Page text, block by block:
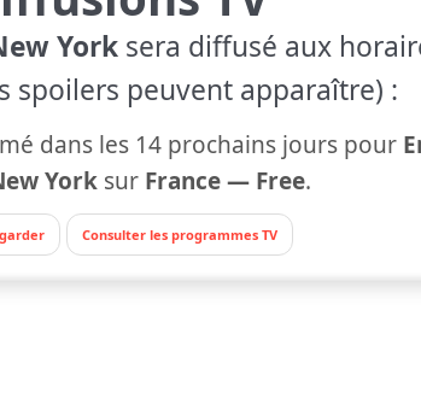
York sera diffusé aux
spoilers peuvent apparaître) :
dans les 14 prochains jours pour
York sur France — Free.
Consulter les programmes TV